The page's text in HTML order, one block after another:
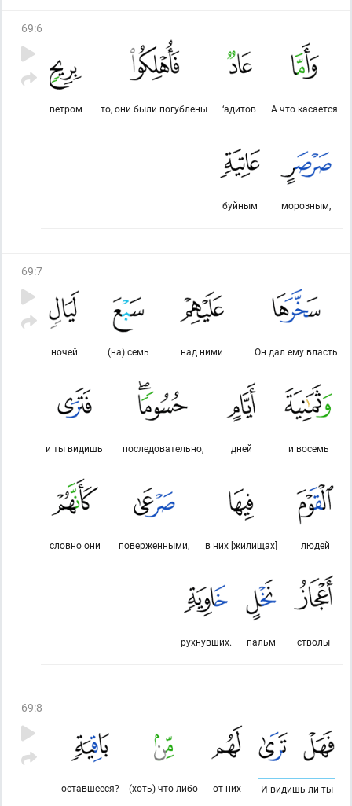
69:6
А что касается
‘адитов
то, они были погублены
ветром
морозным,
буйным
69:7
Он дал ему власть
над ними
(на) семь
ночей
и восемь
дней
последовательно,
и ты видишь
людей
в них [жилищах]
поверженными,
словно они
стволы
пальм
рухнувших.
69:8
И видишь ли ты
от них
(хоть) что-либо
оставшееся?